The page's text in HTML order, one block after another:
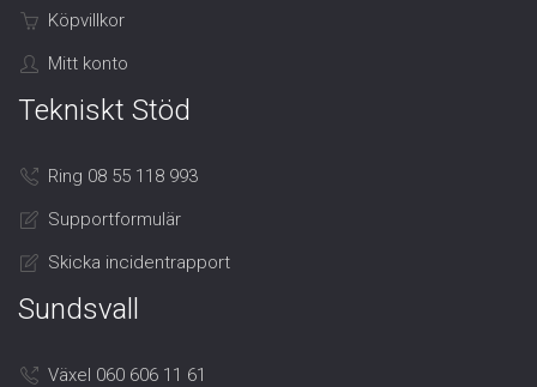
Köpvillkor
Mitt konto
Tekniskt Stöd
Ring 08 55 118 993
Supportformulär
Skicka incidentrapport
Sundsvall
Växel 060 606 11 61